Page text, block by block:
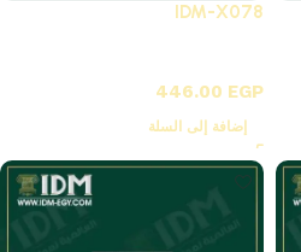
IDM-X078
446.00 EGP
إضافة إلى السلة